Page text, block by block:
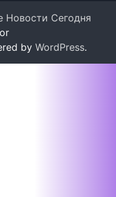
Новости Сегодня
by WordPress.